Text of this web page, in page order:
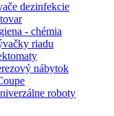
dezinfekcie
- chémia
riadu
nábytok
roboty